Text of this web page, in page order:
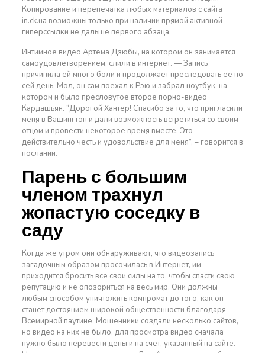
Копирование и перепечатка любых материалов с сайта
in.ck.ua возможны только при наличии прямой активной
гиперссылки не дальше первого абзаца.
Интимное видео Артема Дзюбы, на котором он занимается
самоудовлетворением, слили в интернет. — Запись
причинила ей много боли и продолжает преследовать ее по
сей день. Мол, он сам поехал к Рэю и забрал ноутбук, на
котором и было пресловутое второе порно-видео
Кардашьян. “Дорогой Хантер! Спасибо за то, что пригласили
меня в Вашингтон и дали возможность встретиться со своим
отцом и провести некоторое время вместе. Это
действительно честь и удовольствие для меня”, – говорится в
послании.
Парень с большим
членом трахнул
жопастую соседку в
саду
Когда же утром они обнаруживают, что видеозапись
загадочным образом просочилась в Интернет, им
приходится бросить все свои силы на то, чтобы спасти свою
репутацию и не опозориться на весь мир. Они должны
любым способом уничтожить компромат до того, как он
станет достоянием широкой общественности благодаря
Всемирной паутине. Мошенники создали несколько сайтов,
но видео на них не было, для просмотра видео сначала
нужно было перевести деньги на счет, указанный на сайте.